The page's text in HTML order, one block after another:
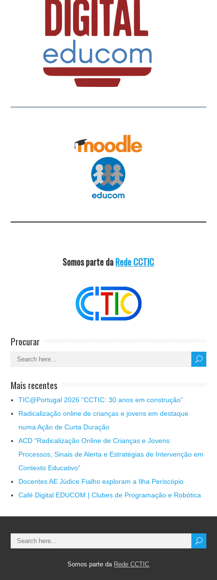
Somos parte daRede CCTIC
Procurar
Mais recentes
TIC@Portugal 2026 “CCTIC: 30 anos em construção”
Radicalização online de crianças e jovens em destaque
numa Ação de Curta Duração
ACD “Radicalização Online de Crianças e Jovens:
Processos, Sinais de Alerta e Estratégias de Intervenção em
Contexto Educativo”
Docentes AE Júdice Fialho exploram a Ilha Periscópio
Café Digital EDUCOM | Clubes de Programação e Robótica
Somos parte da Rede CCTIC